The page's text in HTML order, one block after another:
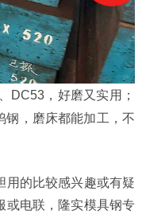
DC53，好磨又实用；
钢，磨床都能加工，不
用的比较感兴趣或有疑
或电联，隆实模具钢专